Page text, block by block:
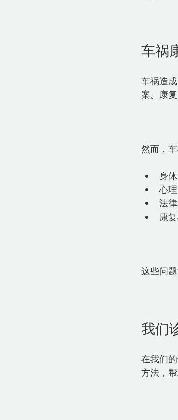
车祸
车祸造
案。康
然而，
身
心
法
康
这些问
我们
在我们
方法，